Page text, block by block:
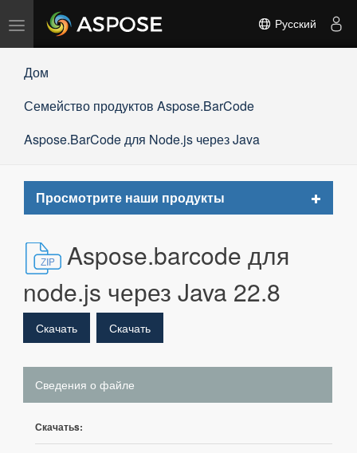
Переключить
навигацию
Русский
Дом
Семейство продуктов Aspose.BarCode
Aspose.BarCode для Node.js через Java
Просмотрите наши продукты
Toggle
Aspose.barcode для
node.js через Java 22.8
Скачать Скачать
Сведения о файле
Скачатьs: